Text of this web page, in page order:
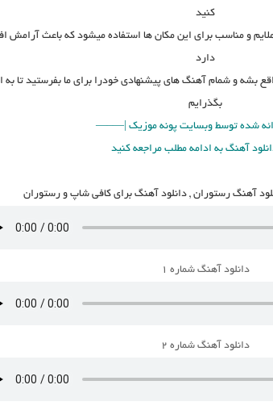
کنید
و مناسب برای این مکان ها استفاده میشود که باعث آرامش
دارد
بشه و شمام آهنگ های پیشنهادی خودرا برای ما بفرستید تا به
بگذرایم
شده توسط وبسایت پونه موزیک |—–—
آهنگ به ادامه مطلب مراجعه کنید
آهنگ رستوران , دانلود آهنگ برای کافی شاپ و رستوران
دانلود آهنگ شماره ۱
دانلود آهنگ شماره ۲